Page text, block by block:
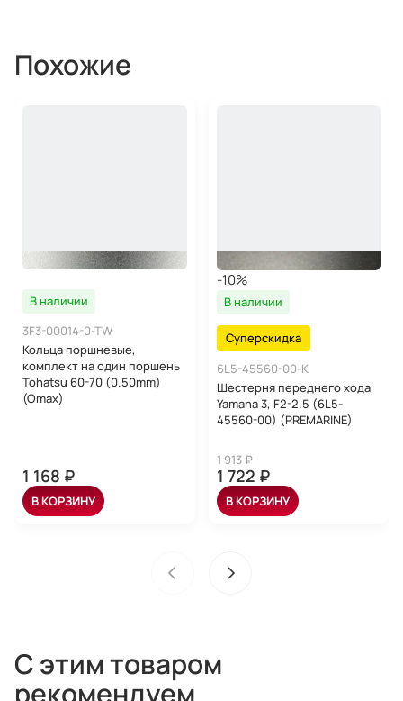
Похожие
В наличии
3F3-00014-0-TW
Кольца поршневые,
комплект на один поршень
Tohatsu 60-70 (0.50mm)
(Omax)
1 168 ₽
В КОРЗИНУ
-10%
В наличии
Суперскидка
6L5-45560-00-K
Шестерня переднего хода
Yamaha 3, F2-2.5 (6L5-
45560-00) (PREMARINE)
1 913 ₽
1 722 ₽
В КОРЗИНУ
С этим товаром